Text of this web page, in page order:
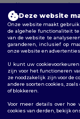
Algemene voorwaarden
Cookiebeleid
Sitemap
Bruxelles| Anvers |
Herentals | Hoogstraten
Deze website
Onze website maakt gebruik
de algehele functionaliteit
van de website te
garanderen, inclusief op
onze website en advertenties.
U kunt uw
zijn voor het functioneren
ze noodzakelijk zijn voor de
andere soorten cookies,
of blokkeren.
Voor meer details over
cookies van derden, bekijk